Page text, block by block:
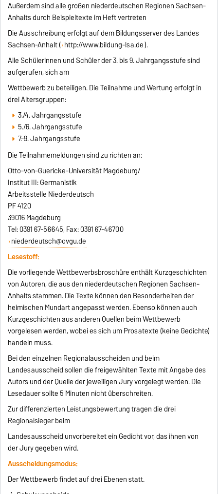
Außerdem sind alle großen niederdeutschen Regionen Sachsen-
Anhalts durch Beispieltexte im Heft vertreten
Die Ausschreibung erfolgt auf dem Bildungsserver des Landes
Sachsen-Anhalt ( http://www.bildung-lsa.de).
Alle Schülerinnen und Schüler der 3. bis 9. Jahrgangsstufe sind
aufgerufen, sich am
Wettbewerb zu beteiligen. Die Teilnahme und Wertung erfolgt in
drei Altersgruppen:
3./4. Jahrgangsstufe
5./6. Jahrgangsstufe
7.-9. Jahrgangsstufe
Die Teilnahmemeldungen sind zu richten an:
Otto-von-Guericke-Universität Magdeburg/
Institut III: Germanistik
Arbeitsstelle Niederdeutsch
PF 4120
39016 Magdeburg
Tel: 0391 67-56645, Fax: 0391 67-46700
niederdeutsch@ovgu.de
Lesestoff:
Die vorliegende Wettbewerbsbroschüre enthält Kurzgeschichten
von Autoren, die aus den niederdeutschen Regionen Sachsen-
Anhalts stammen. Die Texte können den Besonderheiten der
heimischen Mundart angepasst werden. Ebenso können auch
Kurzgeschichten aus anderen Quellen beim Wettbewerb
vorgelesen werden, wobei es sich um Prosatexte (keine Gedichte)
handeln muss.
Bei den einzelnen Regionalausscheiden und beim
Landesausscheid sollen die freigewählten Texte mit Angabe des
Autors und der Quelle der jeweiligen Jury vorgelegt werden. Die
Lesedauer sollte 5 Minuten nicht überschreiten.
Zur differenzierten Leistungsbewertung tragen die drei
Regionalsieger beim
Landesausscheid unvorbereitet ein Gedicht vor, das ihnen von
der Jury gegeben wird.
Ausscheidungsmodus:
Der Wettbewerb findet auf drei Ebenen statt.